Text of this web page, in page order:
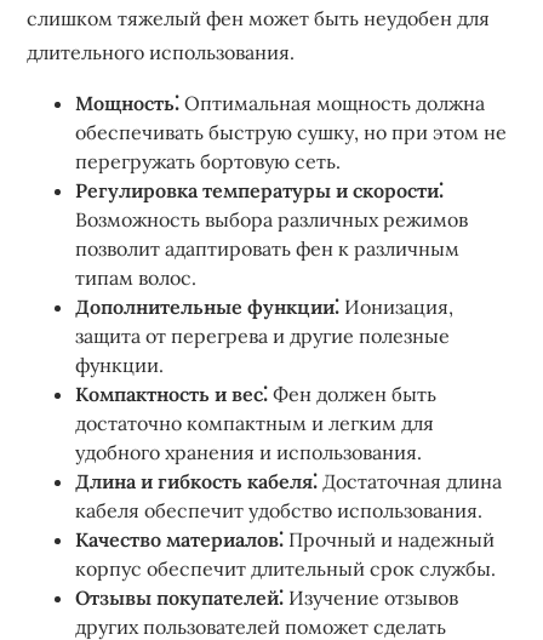
слишком тяжелый фен может быть неудобен для
длительного использования.
Мощность⁚ Оптимальная мощность должна
обеспечивать быструю сушку, но при этом не
перегружать бортовую сеть.
Регулировка температуры и скорости⁚
Возможность выбора различных режимов
позволит адаптировать фен к различным
типам волос.
Дополнительные функции⁚ Ионизация,
защита от перегрева и другие полезные
функции.
Компактность и вес⁚ Фен должен быть
достаточно компактным и легким для
удобного хранения и использования.
Длина и гибкость кабеля⁚ Достаточная длина
кабеля обеспечит удобство использования.
Качество материалов⁚ Прочный и надежный
корпус обеспечит длительный срок службы.
Отзывы покупателей⁚ Изучение отзывов
других пользователей поможет сделать